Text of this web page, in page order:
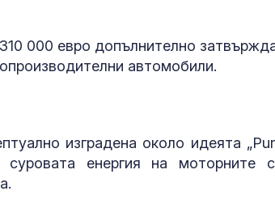
000 евро допълнително
автомобили.
изградена около идеята
енергия на моторните